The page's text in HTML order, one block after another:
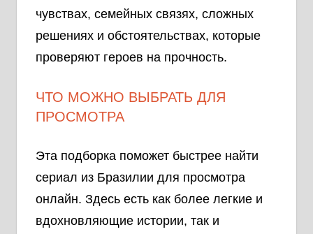
чувствах, семейных связях, сложных
решениях и обстоятельствах, которые
проверяют героев на прочность.
ЧТО МОЖНО ВЫБРАТЬ ДЛЯ
ПРОСМОТРА
Эта подборка поможет быстрее найти
сериал из Бразилии для просмотра
онлайн. Здесь есть как более легкие и
вдохновляющие истории, так и